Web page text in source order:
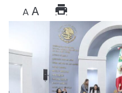
A A